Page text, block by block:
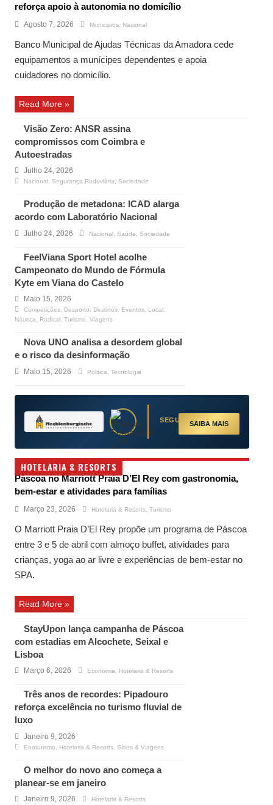
reforça apoio à autonomia no domicílio
Agosto 7, 2026 Municipios Nacional
Banco Municipal de Ajudas Técnicas da Amadora cede
equipamentos a munícipes dependentes e apoia
cuidadores no domicílio.
Read More »
Visão Zero: ANSR assina
compromissos com Coimbra e
Autoestradas
Julho 24, 2026
Nacional Segurança Rodoviária Sociedade
Produção de metadona: ICAD alarga
acordo com Laboratório Nacional
Julho 24, 2026 Nacional Saúde Sociedade
FeelViana Sport Hotel acolhe
Campeonato do Mundo de Fórmula
Kyte em Viana do Castelo
Maio 15, 2026
Competições Desporto Destinos Eventos Local
Náutica
Radical Turismo Viagens
Nova UNO analisa a desordem global
e o risco da desinformação
Maio 15, 2026 Politica Tecnologia
SEGUROS NA ALEMANHA
SAIBA MAIS
HOTELARIA & RESORTS
Páscoa no Marriott Praia D’El Rey com gastronomia,
bem-estar e atividades para famílias
Março 23, 2026 Hotelaria & Resorts Turismo
O Marriott Praia D’El Rey propõe um programa de Páscoa
entre 3 e 5 de abril com almoço buffet, atividades para
crianças, yoga ao ar livre e experiências de bem-estar no
SPA.
Read More »
StayUpon lança campanha de Páscoa
com estadias em Alcochete, Seixal e
Lisboa
Março 6, 2026 Economia Hotelaria & Resorts
Três anos de recordes: Pipadouro
reforça excelência no turismo fluvial de
luxo
Janeiro 9, 2026
Enoturismo Hotelaria & Resorts Sítios & Viagens
O melhor do novo ano começa a
planear-se em janeiro
Janeiro 9, 2026 Hotelaria & Resorts